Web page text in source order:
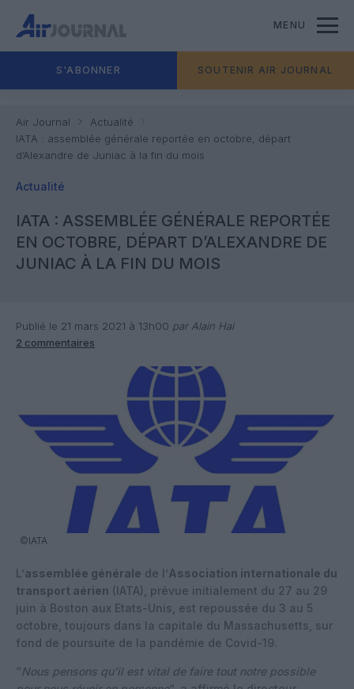
MENU
S'ABONNER SOUTENIR AIR JOURNAL
Air Journal
Actualité
IATA : assemblée générale reportée en octobre, départ
d’Alexandre de Juniac à la fin du mois
Actualité
IATA : ASSEMBLÉE GÉNÉRALE REPORTÉE
EN OCTOBRE, DÉPART D’ALEXANDRE DE
JUNIAC À LA FIN DU MOIS
Publié le 21 mars 2021 à 13h00 par Alain Hai
2 commentaires
©IATA
L’assemblée générale de l’Association internationale du
transport aérien (IATA), prévue initialement du 27 au 29
juin à Boston aux Etats-Unis, est repoussée du 3 au 5
octobre, toujours dans la capitale du Massachusetts, sur
fond de poursuite de la pandémie de Covid-19.
“Nous pensons qu’il est vital de faire tout notre possible